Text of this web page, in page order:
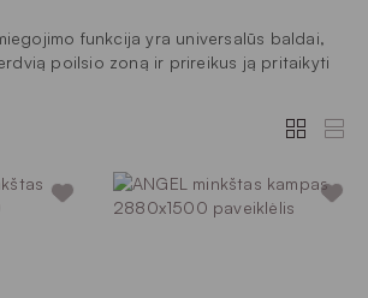
funkcija yra universalūs baldai,
poilsio zoną ir prireikus ją pritaikyti
o vakare lengvai transformuojami į
minkšti miegami kampai kuriami taip,
nauji ir apgalvoti baldai, pritaikyti